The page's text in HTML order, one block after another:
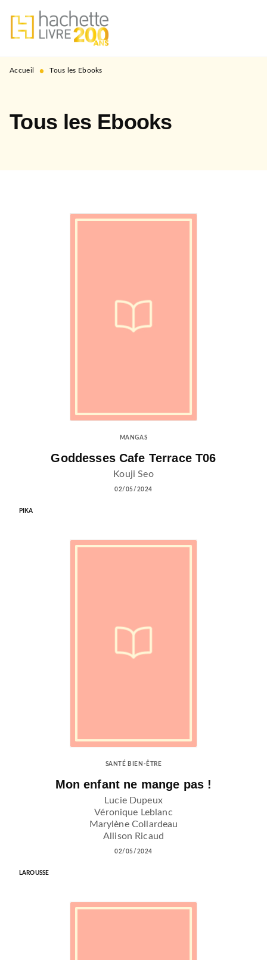
MENU RECHERCHE
PIED DE PAGE
Accueil • Tous les Ebooks
Tous les Ebooks
MANGAS
Goddesses Cafe Terrace T06
Kouji Seo
02/05/2024
PIKA
SANTÉ BIEN-ÊTRE
Mon enfant ne mange pas !
Lucie Dupeux
Véronique Leblanc
Marylène Collardeau
Allison Ricaud
02/05/2024
LAROUSSE